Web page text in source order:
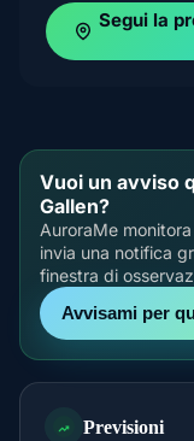
Segui la
Vuoi un avviso
Gallen?
AuroraMe
invia una notifica
finestra di
Avvisami per
Previsioni